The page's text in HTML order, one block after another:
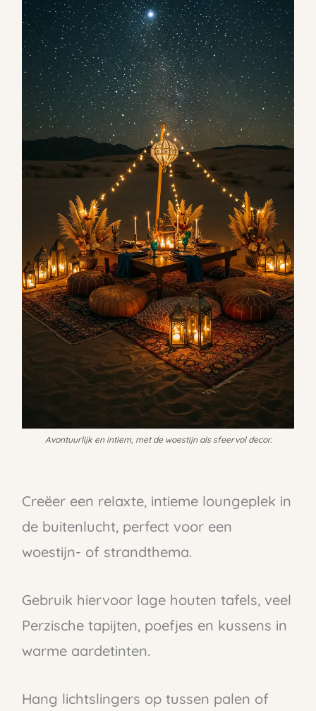
Avontuurlijk en intiem, met de woestijn als sfeervol decor.
Creëer een relaxte, intieme loungeplek in
de buitenlucht, perfect voor een
woestijn- of strandthema.
Gebruik hiervoor lage houten tafels, veel
Perzische tapijten, poefjes en kussens in
warme aardetinten.
Hang lichtslingers op tussen palen of